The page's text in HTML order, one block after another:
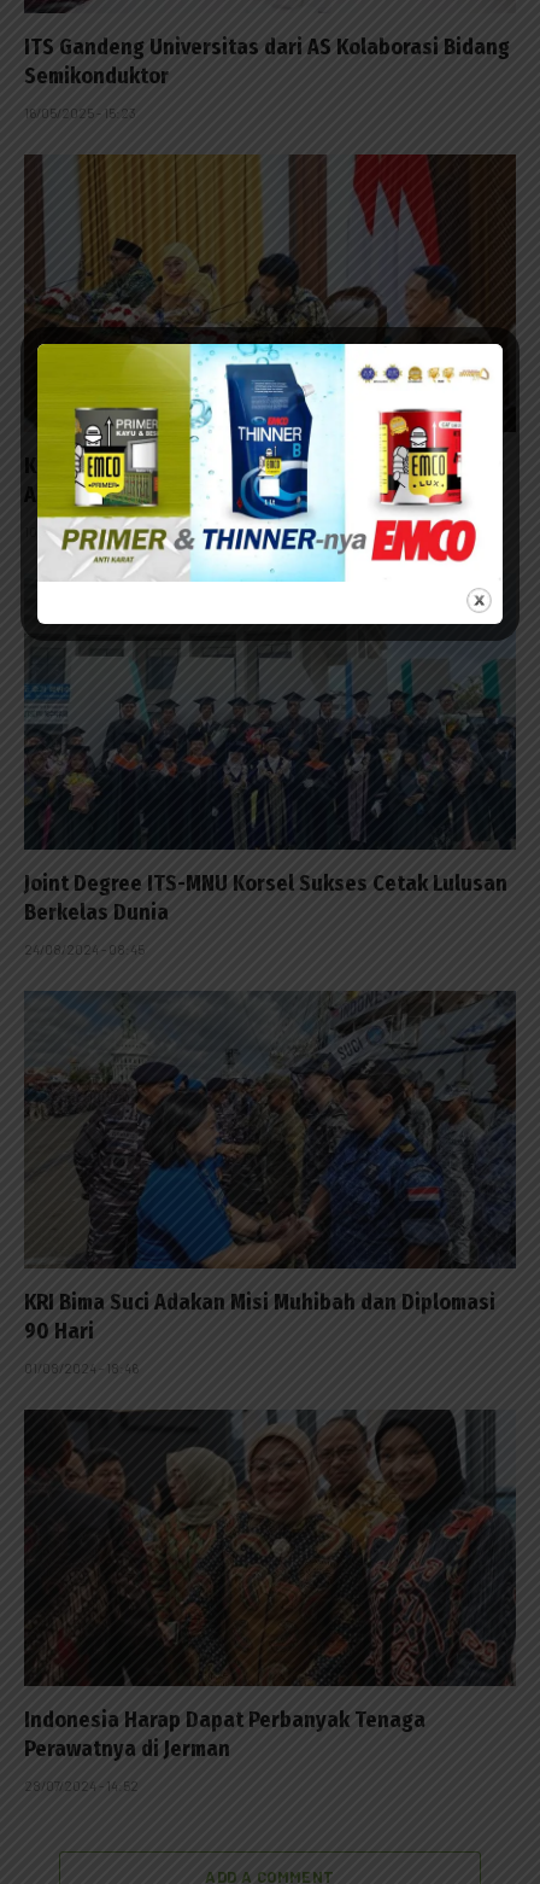
ITS Gandeng Universitas dari AS Kolaborasi Bidang
Semikonduktor
16/05/2025 - 15:23
Khofifah Ajak Apindo Jatim Sikapi Kebijakan Tarif
10/04/2025 - 15:27
Joint Degree ITS-MNU Korsel Sukses Cetak Lulusan
Berkelas Dunia
24/08/2024 - 08:45
KRI Bima Suci Adakan Misi Muhibah dan Diplomasi
90 Hari
01/08/2024 - 18:46
Indonesia Harap Dapat Perbanyak Tenaga
Perawatnya di Jerman
28/07/2024 - 14:52
ADD A COMMENT